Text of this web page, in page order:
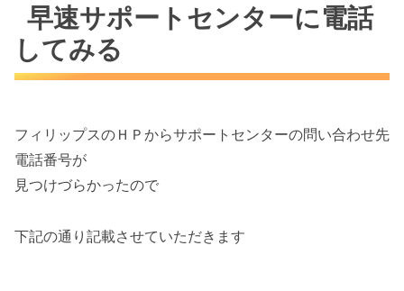
早速サポートセンターに電話
してみる
フィリップスのＨＰからサポートセンターの問い合わせ先
電話番号が
見つけづらかったので
下記の通り記載させていただきます